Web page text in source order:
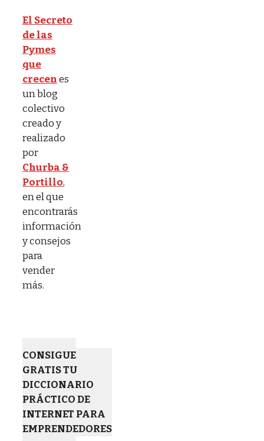
El Secreto
de las
Pymes
que
crecenes
un blog
colectivo
creado y
realizado
por
Churba &
Portillo,
en el que
encontrarás
información
y consejos
para
vender
más.
CONSIGUE
GRATIS TU
DICCIONARIO
PRÁCTICO DE
INTERNET PARA
EMPRENDEDORES